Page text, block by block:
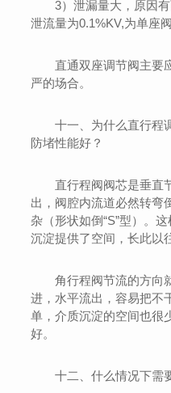
3）泄漏量大，原因
泄流量为0.1%KV,为单座
直通双座调节阀主要
严的场合。
十一、为什么直行程
防堵性能好？
直行程阀阀芯是垂直
出，阀腔内流道必然转弯
杂（形状如倒“S”型）。
沉淀提供了空间，长此以
角行程阀节流的方向
进，水平流出，容易把不
单，介质沉淀的空间也很
好。
十二、什么情况下需